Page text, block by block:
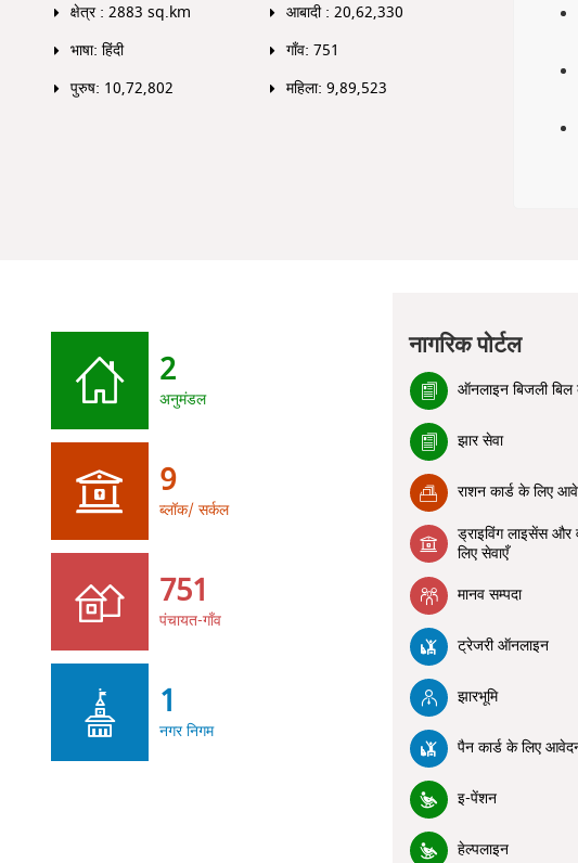
क्षेत्र : 2883 sq.km
आबादी : 20,62,330
भाषा: हिंदी
गाँव: 751
पुरुष: 10,72,802
महिला: 9,89,523
2
अनुमंडल
9
ब्लॉक/ सर्कल
751
पंचायत-गाँव
1
नगर निगम
नागरिक पोर्टल
ऑनलाइन बिजली
झार सेवा
राशन कार्ड के लिए
ड्राइविंग लाइसेंस
लिए सेवाएँ
मानव सम्पदा
ट्रेजरी ऑनलाइन
झारभूमि
पैन कार्ड के लिए
इ-पेंशन
हेल्पलाइन